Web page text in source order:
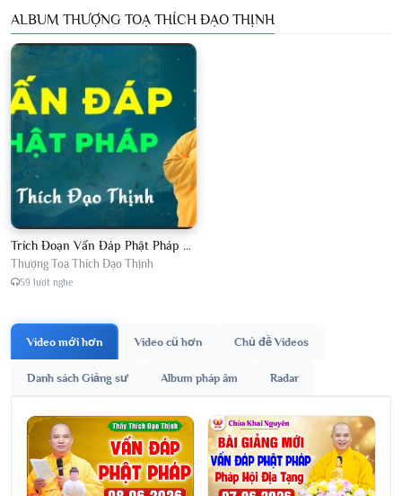
ALBUM THƯỢNG TOẠ THÍCH ĐẠO THỊNH
Trích Đoạn Vấn Đáp Phật Pháp 2026
Thượng Toạ Thích Đạo Thịnh
59 lượt nghe
Video mới hơn Video cũ hơn Chủ đề Videos
Danh sách Giảng sư Album pháp âm Radar